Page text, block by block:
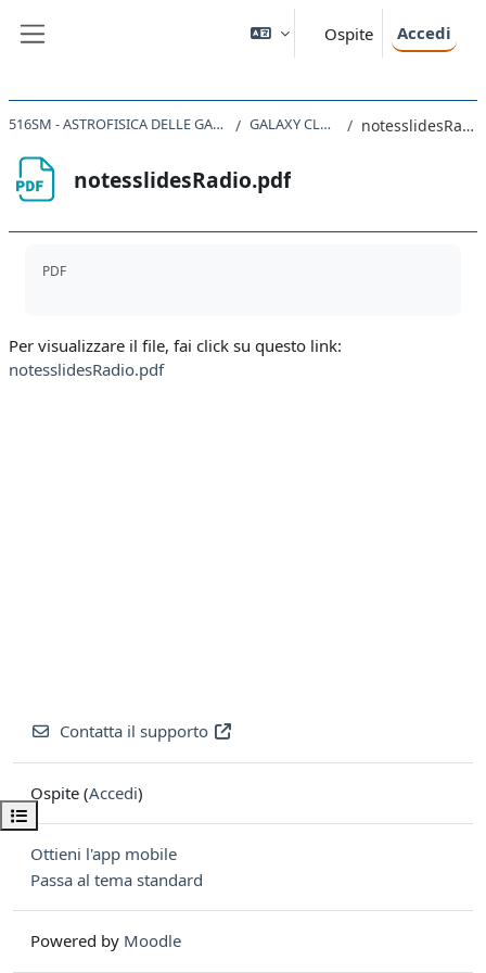
Ospite Accedi
Apri indice del corso
516SM - ASTROFISICA DELLE GALASSIE 2020 GALAXY CLUSTERS notesslidesRadio.pdf
notesslidesRadio.pdf
PDF
Per visualizzare il file, fai click su questo link:
notesslidesRadio.pdf
Contatta il supporto
Ospite (Accedi)
Ottieni l'app mobile
Passa al tema standard
Powered by Moodle